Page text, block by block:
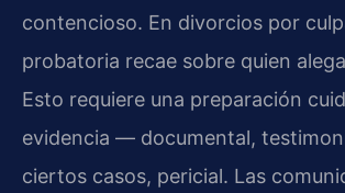
contencioso. En divorcios por
probatoria recae sobre quien
Esto requiere una preparación
evidencia — documental,
ciertos casos, pericial. Las